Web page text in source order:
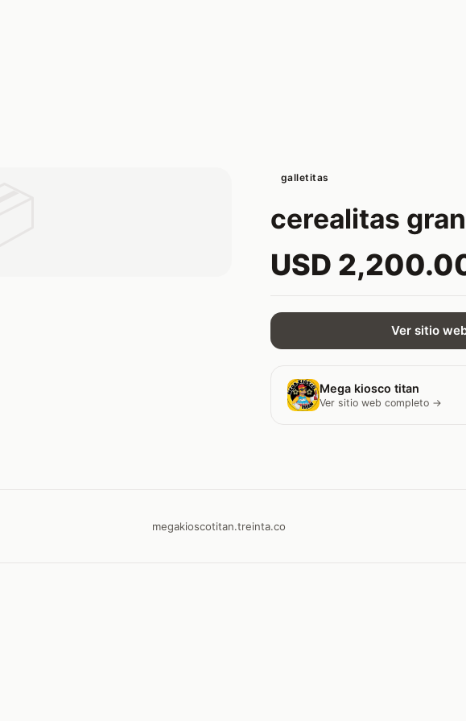
galletitas
cerealitas
USD
Ver sitio
Mega kiosco titan
Ver sitio web completo →
megakioscotitan.treinta.co